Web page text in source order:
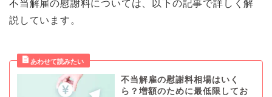
不当解雇の慰謝料については、以下の記事で詳しく解
説しています。
不当解雇の慰謝料相場はいく
ら？増額のために最低限してお